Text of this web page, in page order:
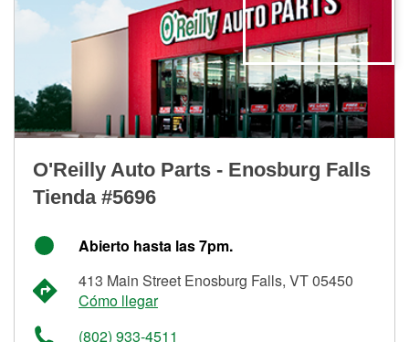
O'Reilly Auto Parts - Enosburg Falls
Tienda #5696
Abierto hasta las 7pm.
413 Main Street Enosburg Falls, VT 05450
Cómo llegar
(802) 933-4511